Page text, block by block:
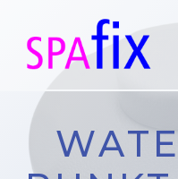
indhold